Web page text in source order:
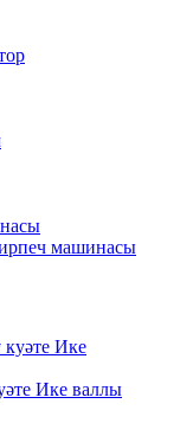
машинасы
Ике валлы